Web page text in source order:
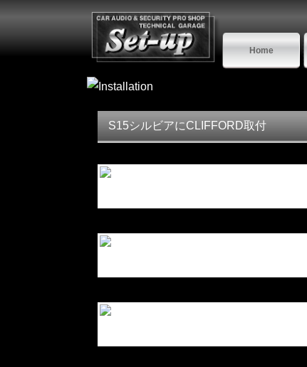
Home
S15シルビアにCLIFFORD取付